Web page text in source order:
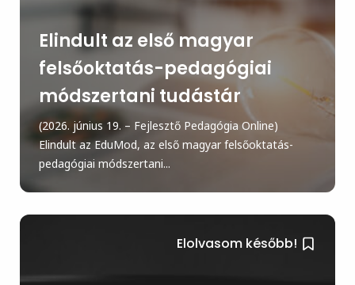
Elindult az első magyar
felsőoktatás-pedagógiai
módszertani tudástár
(2026. június 19. – Fejlesztő Pedagógia Online)
Elindult az EduMod, az első magyar felsőoktatás-
pedagógiai módszertani...
Elolvasom később!